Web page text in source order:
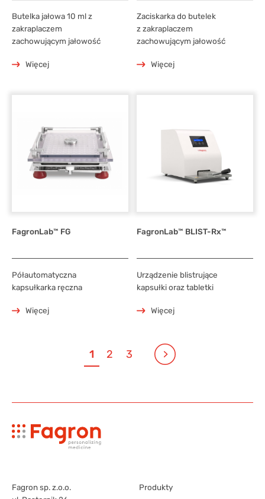
Butelka jałowa 10 ml z
zakraplaczem
zachowującym jałowość
Więcej
Zaciskarka do butelek
z zakraplaczem
zachowującym jałowość
Więcej
FagronLab™ FG
Półautomatyczna
kapsułkarka ręczna
Więcej
FagronLab™ BLIST-Rx™
Urządzenie blistrujące
kapsułki oraz tabletki
Więcej
1 2 3
Fagron sp. z.o.o.
Produkty